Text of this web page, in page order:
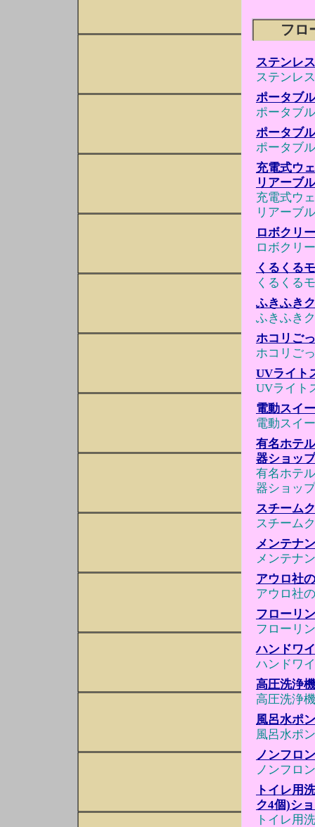
フロ
ステンレ
ステンレ
ポータブ
ポータブ
ポータブ
ポータブ
充電式ウ
リアーブ
充電式ウ
リアーブ
ロボクリ
ロボクリ
くるくる
くるくる
ふきふき
ふきふき
ホコリご
ホコリご
UVライト
UVライト
電動スイ
電動スイ
有名ホテ
器ショップ
有名ホテ
器ショップ
スチーム
スチーム
メンテナ
メンテナ
アウロ社
アウロ社
フローリ
フローリ
ハンドワ
ハンドワ
高圧洗浄
高圧洗浄
風呂水ポ
風呂水ポ
ノンフロ
ノンフロ
トイレ用
ク4個)シ
トイレ用